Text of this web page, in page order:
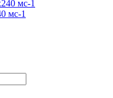
мс-1